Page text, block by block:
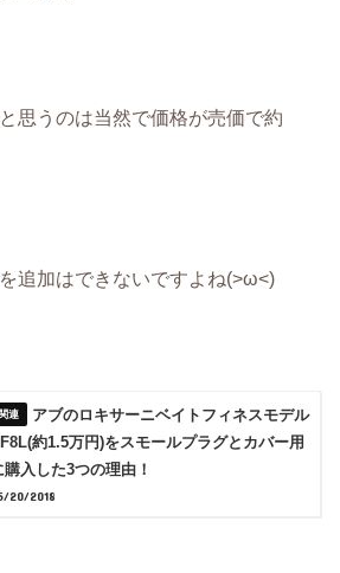
思うのは当然で価格が売価で約
追加はできないですよね(>ω<)
アブのロキサーニベイトフィネスモデル
約1.5万円)をスモールプラグとカバー用
購入した3つの理由！
20/2018